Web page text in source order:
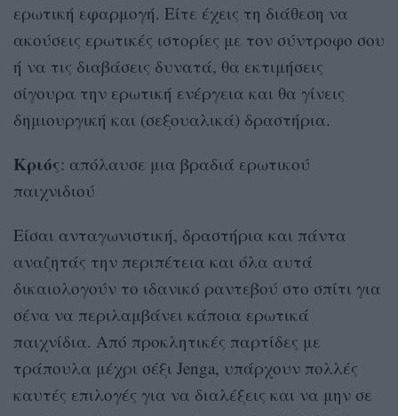
ερωτική εφαρμογή. Είτε έχεις τη διάθεση να
ακούσεις ερωτικές ιστορίες με τον σύντροφο σου
ή να τις διαβάσεις δυνατά, θα εκτιμήσεις
σίγουρα την ερωτική ενέργεια και θα γίνεις
δημιουργική και (σεξουαλικά) δραστήρια.
Κριός: απόλαυσε μια βραδιά ερωτικού
παιχνιδιού
Είσαι ανταγωνιστική, δραστήρια και πάντα
αναζητάς την περιπέτεια και όλα αυτά
δικαιολογούν το ιδανικό ραντεβού στο σπίτι για
σένα να περιλαμβάνει κάποια ερωτικά
παιχνίδια. Από προκλητικές παρτίδες με
τράπουλα μέχρι σέξι Jenga, υπάρχουν πολλές
καυτές επιλογές για να διαλέξεις και να μην σε